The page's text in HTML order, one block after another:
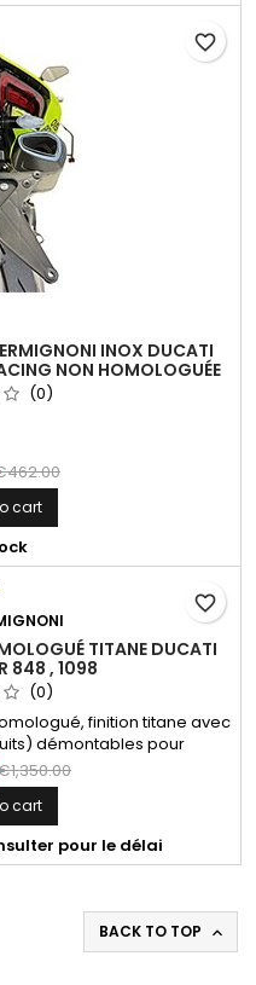
INOX DUCATI
NON HOMOLOGUÉE
(0)
cart
favorite_border
TITANE DUCATI
848 , 1098
(0)
finition titane avec
démontables pour
Streetfighter S 1098 (09-13).
Termignoni D106;
externe MR005TO.
cart
pour le délai
favorite_border
BACK TO TOP 